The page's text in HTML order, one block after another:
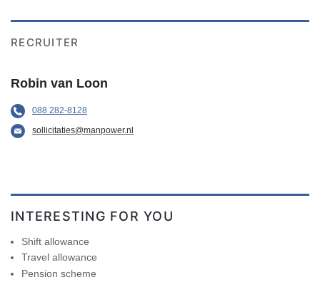
RECRUITER
Robin van Loon
088 282-8128
sollicitaties@manpower.nl
INTERESTING FOR YOU
Shift allowance
Travel allowance
Pension scheme